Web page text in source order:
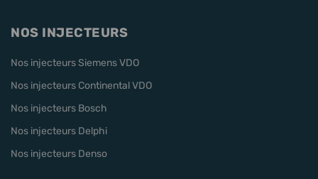
NOS INJECTEURS
Nos injecteurs Siemens VDO
Nos injecteurs Continental VDO
Nos injecteurs Bosch
Nos injecteurs Delphi
Nos injecteurs Denso